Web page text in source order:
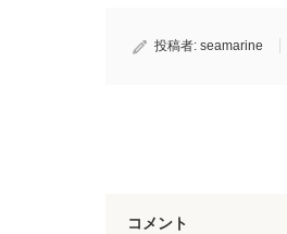
投稿者: seamarine
コメント